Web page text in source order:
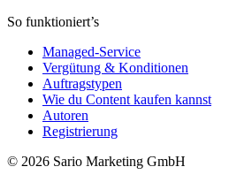
So funktioniert’s
Managed-Service
Vergütung & Konditionen
Auftragstypen
Wie du Content kaufen kannst
Autoren
Registrierung
© 2026 Sario Marketing GmbH